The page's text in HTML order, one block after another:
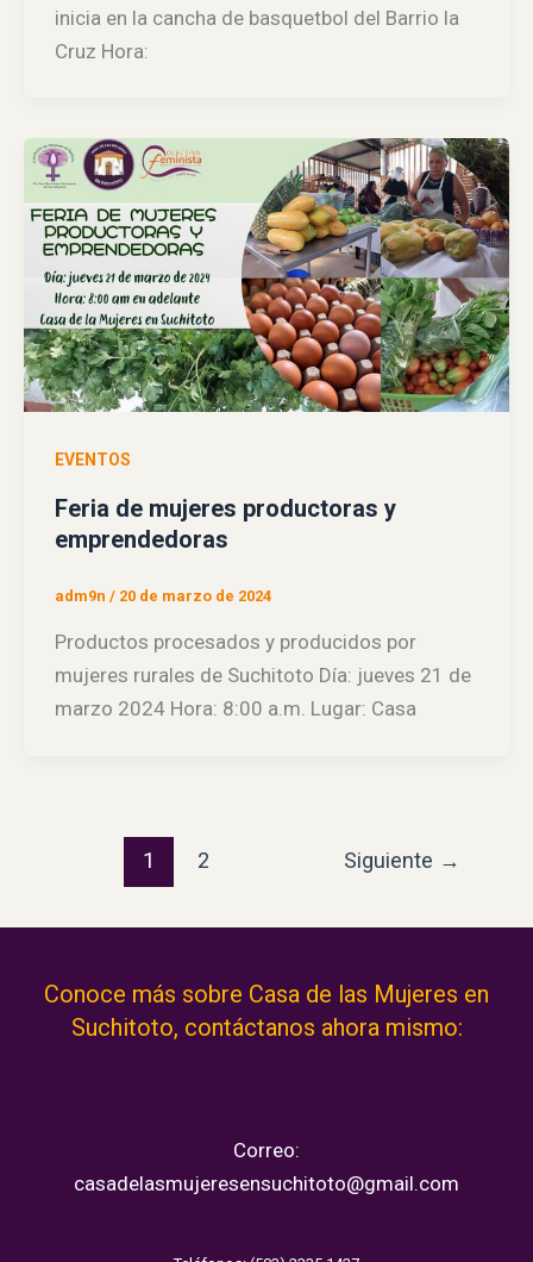
inicia en la cancha de basquetbol del Barrio la
Cruz Hora:
EVENTOS
Feria de mujeres productoras y
emprendedoras
adm9n / 20 de marzo de 2024
Productos procesados y producidos por
mujeres rurales de Suchitoto Día: jueves 21 de
marzo 2024 Hora: 8:00 a.m. Lugar: Casa
1 2 Siguiente →
Conoce más sobre Casa de las Mujeres en
Suchitoto, contáctanos ahora mismo:
Correo:
casadelasmujeresensuchitoto@gmail.com